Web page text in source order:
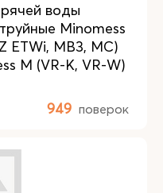
воды
Minomess
ETWi, MB3, MC)
M (VR-K, VR-W)
949 поверок